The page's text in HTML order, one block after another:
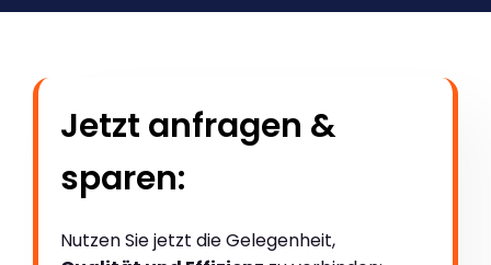
Jetzt anfragen &
sparen:
Nutzen Sie jetzt die Gelegenheit,